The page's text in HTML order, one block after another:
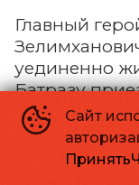
Главный
уединенно
Батразу
Деревянко),
Сайт
Принять